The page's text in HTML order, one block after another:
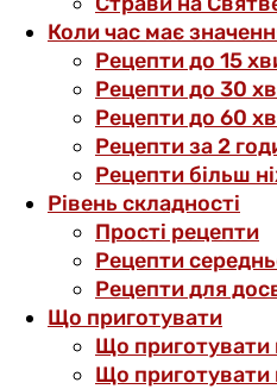
Коли час має
Рецепти до 15
Рецепти до 30
Рецепти до 60
Рецепти за 2
Рецепти більш
Рівень складності
Прості рецепти
Рецепти
Рецепти для
Що приготувати
Що приготувати
Що приготувати